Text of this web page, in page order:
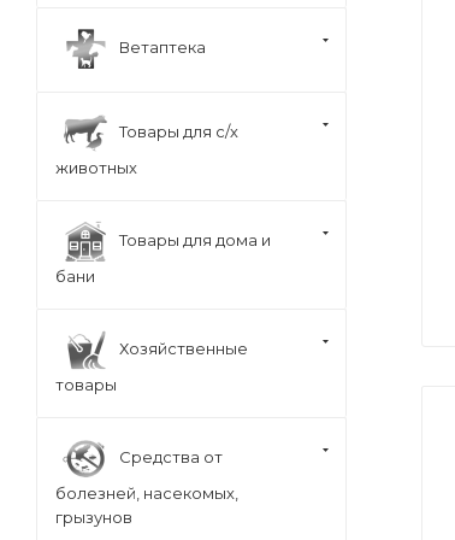
Ветаптека
Товары для с/х
животных
Товары для дома и
бани
Хозяйственные
товары
Средства от
болезней, насекомых,
грызунов